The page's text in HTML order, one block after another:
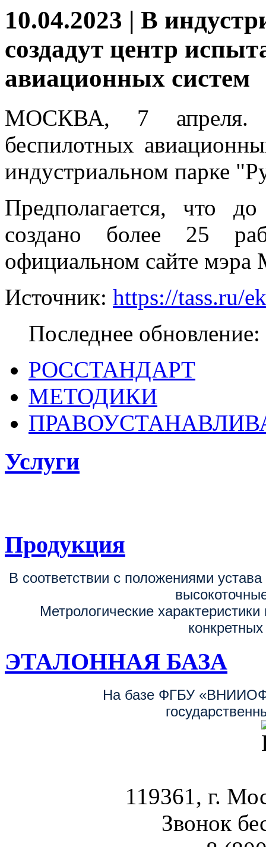
10.04.2023 | В
создадут центр
авиационных систем
МОСКВА, 7 апреля.
беспилотных
индустриальном парке
Предполагается, что
создано более 25
официальном сайте мэра
Источник: https://tass.ru/
Последнее
РОССТАНДАРТ
МЕТОДИКИ
Услуги
Продукция
В соответствии с положениями
Метрологические
ЭТАЛОННАЯ БАЗА
На базе ФГБУ
119361, г.
Звонок